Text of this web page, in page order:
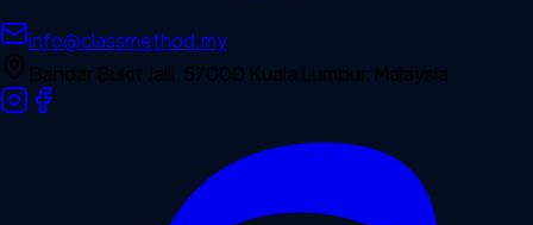
info@classmethod.my
Bandar Bukit Jalil, 57000 Kuala Lumpur, Malaysia